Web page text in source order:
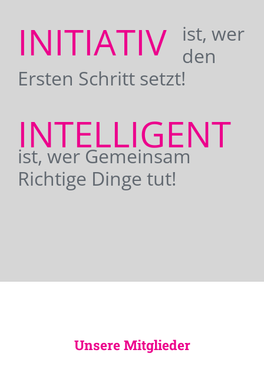
INITIATIV
ist, wer
den
Ersten Schritt setzt!
INTELLIGENT
ist, wer Gemeinsam
Richtige Dinge tut!
Unsere Mitglieder